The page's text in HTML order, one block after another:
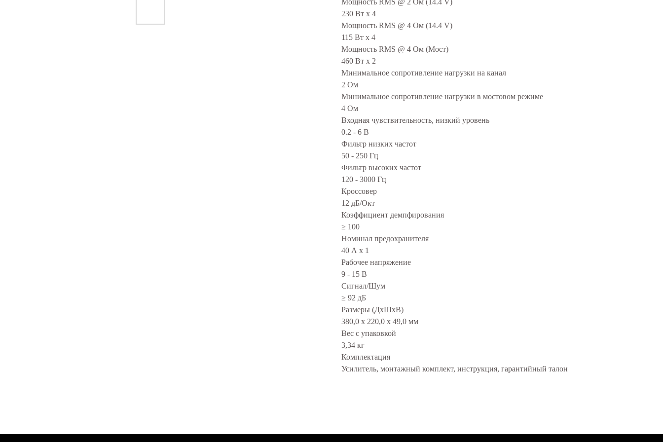
230 Вт x 4
Мощность RMS @ 4 Ом (14.4 V)
115 Вт x 4
Мощность RMS @ 4 Ом (Мост)
460 Вт x 2
Минимальное сопротивление нагрузки на канал
2 Ом
Минимальное сопротивление нагрузки в мостовом режиме
4 Ом
Входная чувствительность, низкий уровень
0.2 - 6 В
Фильтр низких частот
50 - 250 Гц
Фильтр высоких частот
120 - 3000 Гц
Кроссовер
12 дБ/Окт
Коэффициент демпфирования
≥ 100
Номинал предохранителя
40 А x 1
Рабочее напряжение
9 - 15 В
Сигнал/Шум
≥ 92 дБ
Размеры (ДxШxВ)
380,0 x 220,0 x 49,0 мм
Вес с упаковкой
3,34 кг
Комплектация
Усилитель, монтажный комплект, инструкция, гарантийный талон